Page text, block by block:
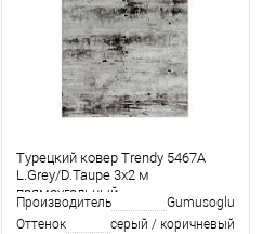
Турецкий ковер Trendy 5467A
L.Grey/D.Taupe 3x2 м
прямоугольный
Производитель
Gumusoglu
Оттенок
серый / коричневый